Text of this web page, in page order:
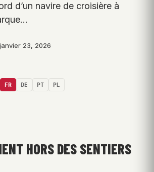
d’un navire de croisière à
janvier 23, 2026
FR DE PT PL
HORS DES SENTIERS